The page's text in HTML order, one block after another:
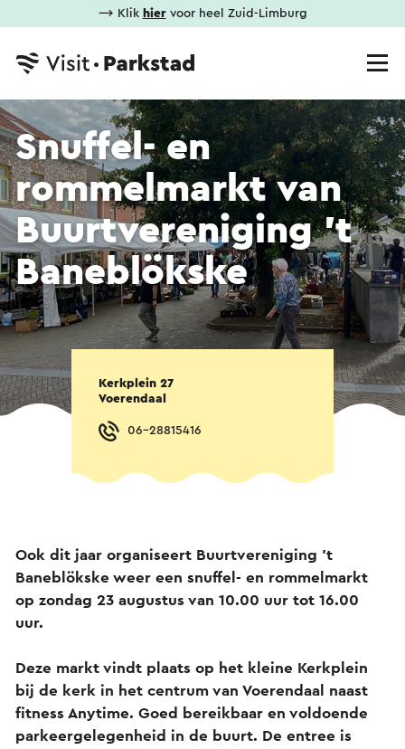
⟶ Klik hiervoor heel Zuid-Limburg
Snuffel- en
rommelmarkt van
Buurtvereniging 't
Baneblökske
Kerkplein 27
Voerendaal
06-28815416
Ook dit jaar organiseert Buurtvereniging ’t
Baneblökske weer een snuffel- en rommelmarkt
op zondag 23 augustus van 10.00 uur tot 16.00
uur.
Deze markt vindt plaats op het kleine Kerkplein
bij de kerk in het centrum van Voerendaal naast
fitness Anytime. Goed bereikbaar en voldoende
parkeergelegenheid in de buurt. De entree is